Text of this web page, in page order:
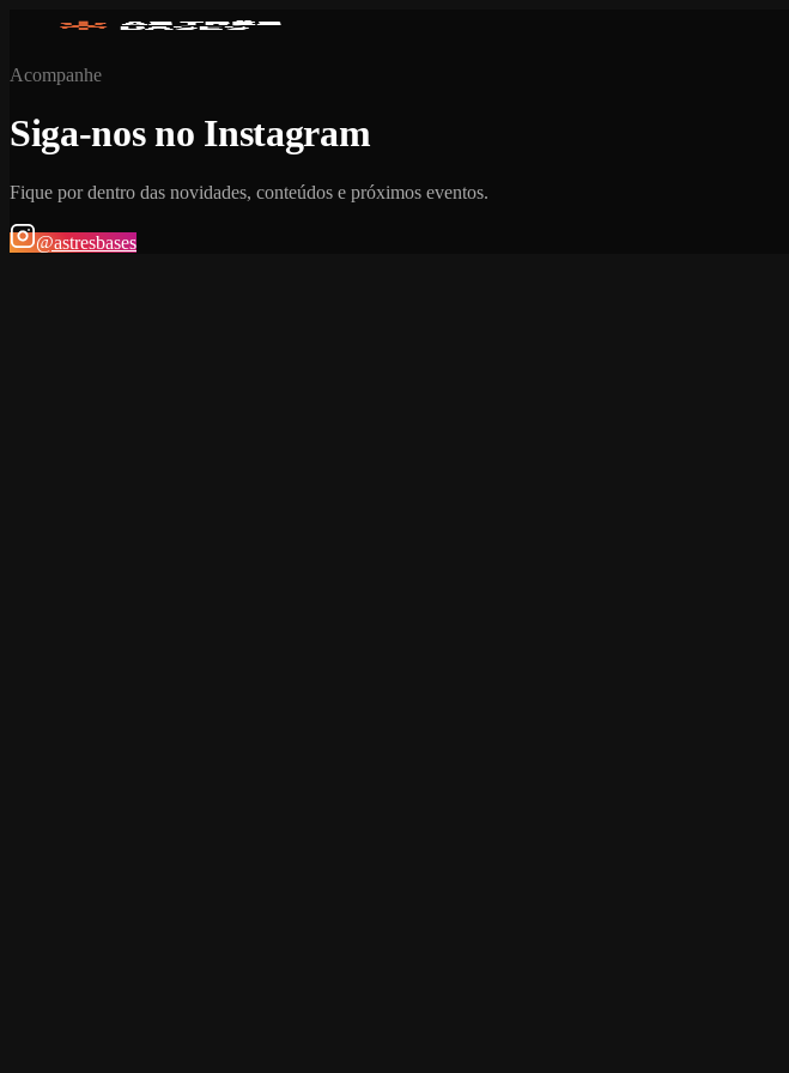
Acompanhe
Siga-nos no Instagram
Fique por dentro das novidades, conteúdos e próximos eventos.
@astresbases